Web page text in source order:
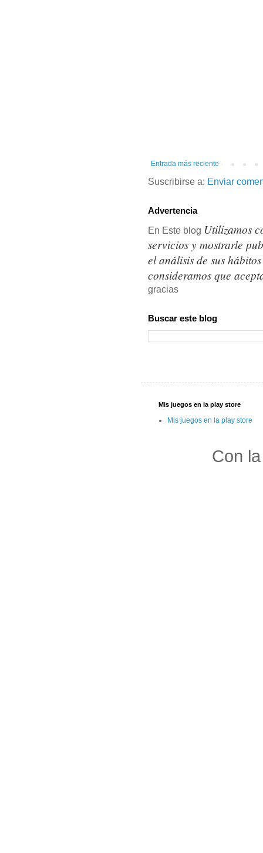
Entrada más reciente
Suscribirse a: Enviar
Advertencia
En Este blog Utilizamos
servicios y mostrarle
el análisis de sus
consideramos que
gracias
Buscar este blog
Mis juegos en la play store
Mis juegos en la play store
Con